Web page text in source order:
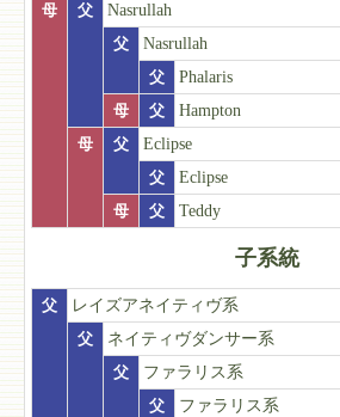
母
父
Nasrullah
父
Nasrullah
父
Phalaris
母
父
Hampton
母
父
Eclipse
父
Eclipse
母
父 Teddy
子系統
父
レイズアネイティヴ系
父
ネイティヴダンサー系
父
ファラリス系
父
ファラリス系